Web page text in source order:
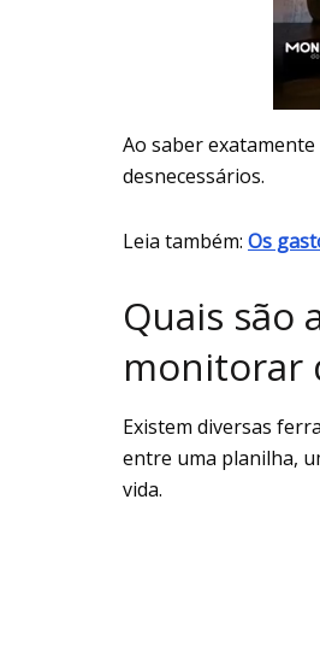
Ao saber
desnecessários.
Leia também: Os
Quais são
monitorar
Existem diversas
entre uma planilha,
vida.